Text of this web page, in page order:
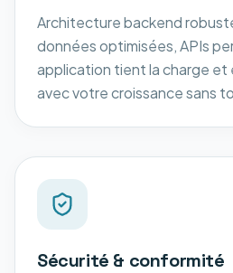
Architecture backend
données optimisées, APIs
application tient la charge et
avec votre croissance sans
Sécurité & conformité